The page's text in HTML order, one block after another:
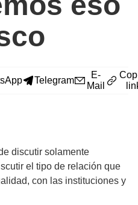
Telegram
E-
Mail
discutir solamente
el tipo de relación que
con las instituciones y